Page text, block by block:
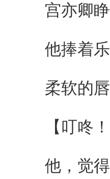
宫亦卿睁
他捧着乐
柔软的唇
【叮咚！
他，觉得